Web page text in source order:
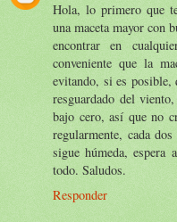
Hola, lo primero que
una maceta mayor con
encontrar en
conveniente que la
evitando, si es
resguardado del
bajo cero, así que no
regularmente, cada
sigue húmeda, espera
todo. Saludos.
Responder